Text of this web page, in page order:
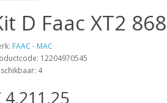
D Faac XT2
FAAC - MAC
12204970545
4
4.211,25